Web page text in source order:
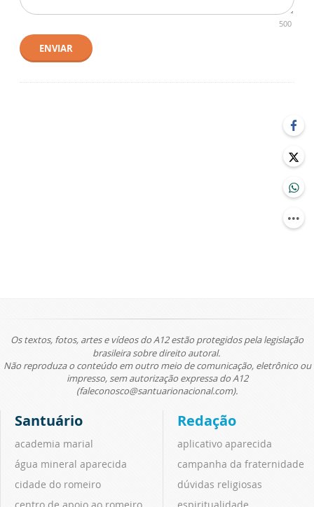
500
ENVIAR
Os textos, fotos, artes e vídeos do A12 estão protegidos pela legislação
brasileira sobre direito autoral.
Não reproduza o conteúdo em outro meio de comunicação, eletrônico ou
impresso, sem autorização expressa do A12
(faleconosco@santuarionacional.com).
Santuário
academia marial
água mineral aparecida
cidade do romeiro
Redação
aplicativo aparecida
campanha da fraternidade
dúvidas religiosas